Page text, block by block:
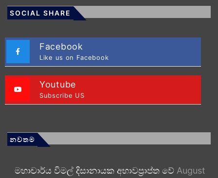
SOCIAL SHARE
Facebook
Like us on Facebook
Youtube
Subscribe US
නවතම
මහාචාර්ය විමල් දිසානායක අභාවප්‍රාප්ත වේ August